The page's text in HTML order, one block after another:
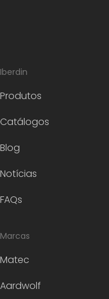
Iberdin
Produtos
Catálogos
Blog
Notícias
FAQs
Marcas
Matec
Aardwolf